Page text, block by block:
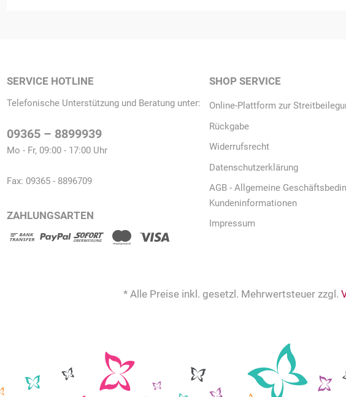
SERVICE HOTLINE
Telefonische Unterstützung und Beratung unter:
09365 – 8899939
Mo - Fr, 09:00 - 17:00 Uhr
Fax: 09365 - 8896709
ZAHLUNGSARTEN
SHOP SERVICE
Online-Plattform zur
Rückgabe
Widerrufsrecht
Datenschutzerklärung
AGB - Allgemeine
Kundeninformationen
Impressum
* Alle Preise inkl. gesetzl. Mehrwertsteuer zzgl.